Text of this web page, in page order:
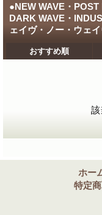
●NEW WAVE・
DARK WAVE・
ェイヴ・ノー・ウェ
おすすめ順
該
ホー
特定